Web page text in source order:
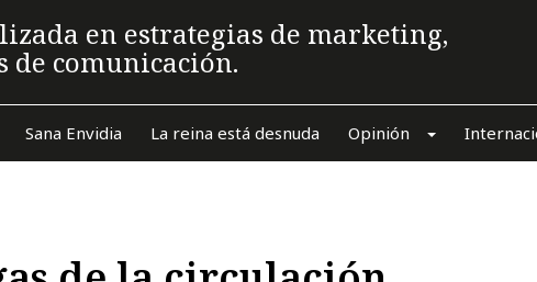
en estrategias de marketing,
comunicación.
Sana Envidia La reina está desnuda Opinión